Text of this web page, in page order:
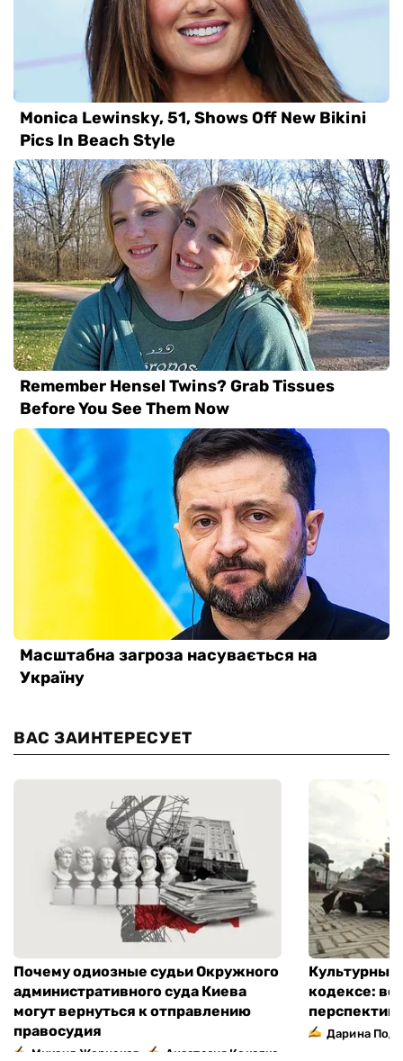
ВАС ЗАИНТЕРЕСУЕТ
Почему одиозные судьи Окружного
административного суда Киева
могут вернуться к отправлению
правосудия
Михаил Жернаков Анастасия Кокалко
Культурный
кодексе:
Дарина